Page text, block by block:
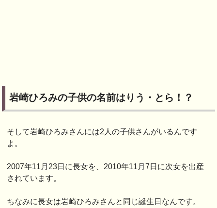
岩崎ひろみの子供の名前はりう・とら！？
そして岩崎ひろみさんには2人の子供さんがいるんです
よ。
2007年11月23日に長女を、2010年11月7日に次女を出産
されています。
ちなみに長女は岩崎ひろみさんと同じ誕生日なんです。